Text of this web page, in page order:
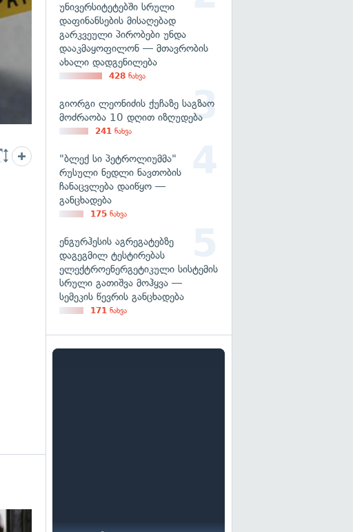
უნივერსიტეტებში სრული
დაფინანსების მისაღებად
გარკვეული პირობები უნდა
დააკმაყოფილონ — მთავრობის
ახალი დადგენილება
428 ნახვა
გიორგი ლეონიძის ქუჩაზე საგზაო
მოძრაობა 10 დღით იზღუდება
241 ნახვა
"ბლექ სი პეტროლიუმმა"
რუსული ნედლი ნავთობის
ჩანაცვლება დაიწყო —
განცხადება
175 ნახვა
ენგურჰესის აგრეგატებზე
დაგეგმილ ტესტირებას
ელექტროენერგეტიკული სისტემის
სრული გათიშვა მოჰყვა —
სემეკის წევრის განცხადება
171 ნახვა